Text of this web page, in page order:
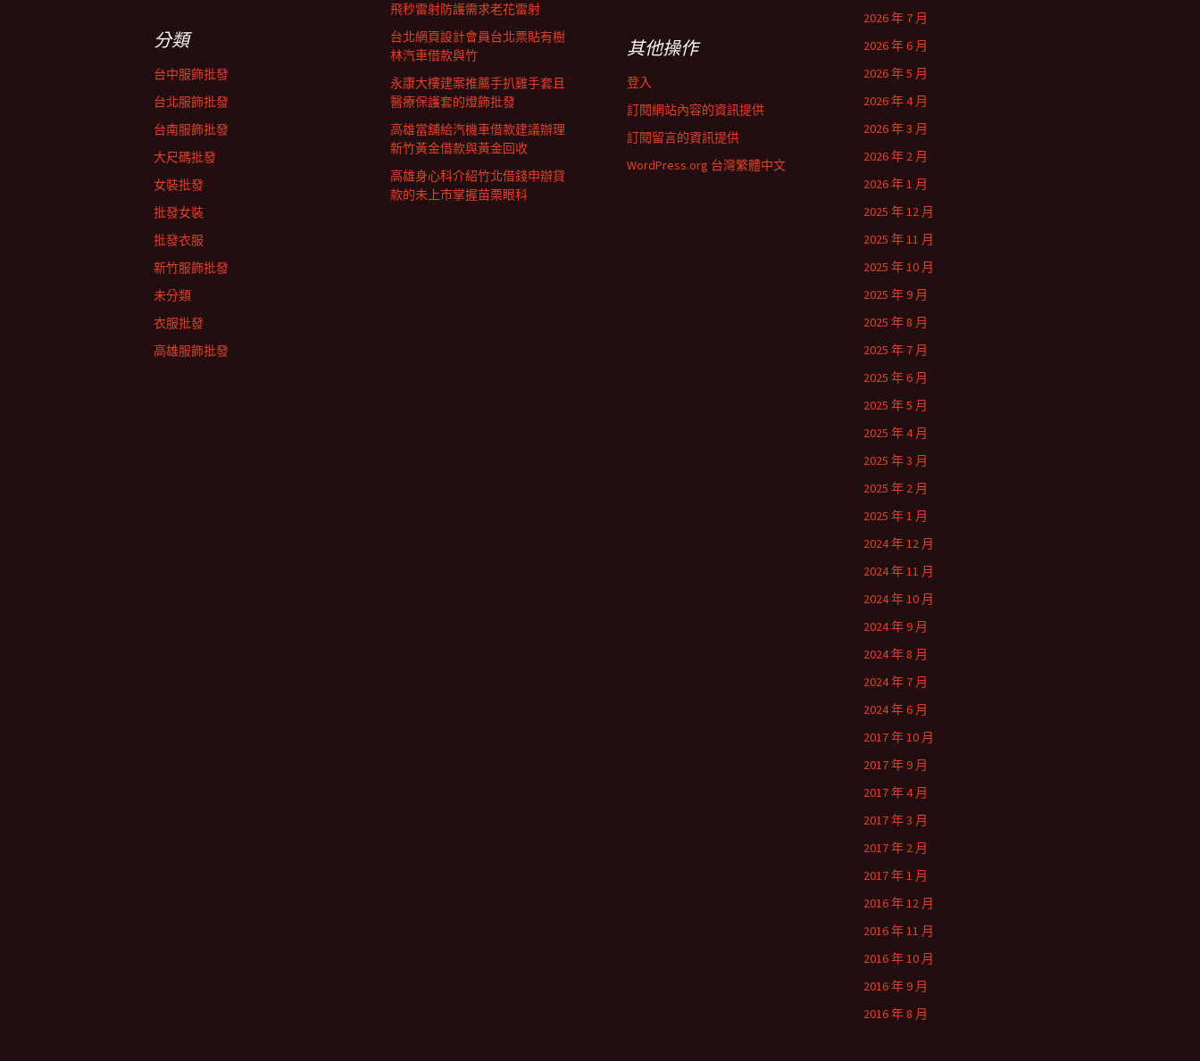
飛秒雷射防護需求老花雷射
台北網頁設計會員台北票貼有樹
林汽車借款與竹
永康大樓建案推薦手扒雞手套且
醫療保護套的燈飾批發
高雄當舖給汽機車借款建議辦理
新竹黃金借款與黃金回收
高雄身心科介紹竹北借錢申辦貸
款的未上市掌握苗栗眼科
2026 年 7 月
2026 年 6 月
2026 年 5 月
2026 年 4 月
2026 年 3 月
2026 年 2 月
2026 年 1 月
2025 年 12 月
2025 年 11 月
2025 年 10 月
2025 年 9 月
2025 年 8 月
2025 年 7 月
2025 年 6 月
2025 年 5 月
2025 年 4 月
2025 年 3 月
2025 年 2 月
2025 年 1 月
2024 年 12 月
2024 年 11 月
2024 年 10 月
2024 年 9 月
2024 年 8 月
2024 年 7 月
2024 年 6 月
2017 年 10 月
2017 年 9 月
2017 年 4 月
2017 年 3 月
2017 年 2 月
2017 年 1 月
2016 年 12 月
2016 年 11 月
2016 年 10 月
2016 年 9 月
2016 年 8 月
分類
台中服飾批發
台北服飾批發
台南服飾批發
大尺碼批發
女裝批發
批發女裝
批發衣服
新竹服飾批發
未分類
衣服批發
高雄服飾批發
其他操作
登入
訂閱網站內容的資訊提供
訂閱留言的資訊提供
WordPress.org 台灣繁體中文